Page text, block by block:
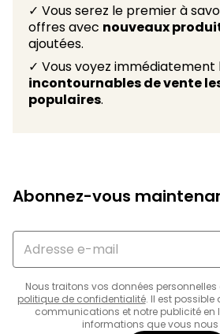
✓ Vous serez le premier à
offres avec nouveaux
ajoutées.
✓ Vous voyez immédiatement
incontournables de vente
populaires.
Abonnez-vous
Nous traitons vos données
politique de confidentialité. Il est
communications et notre publicité en
informations que vous nous